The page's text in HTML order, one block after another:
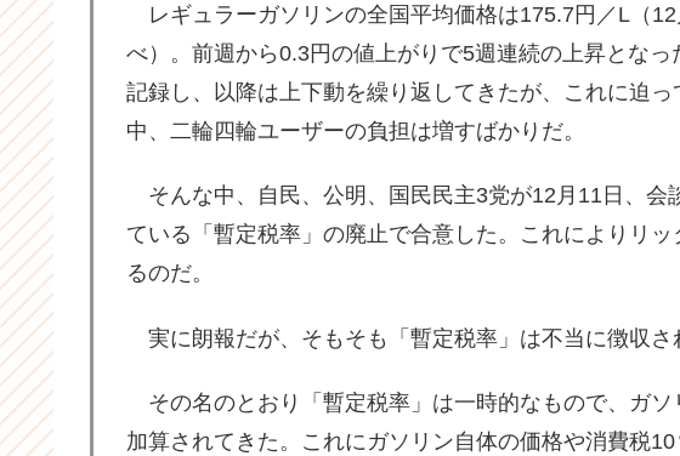
レギュラーガソリンの全国平均価格は175.7円／L（
べ）。前週から0.3円の値上がりで5週連続の上昇とな
記録し、以降は上下動を繰り返してきたが、これに迫っ
中、二輪四輪ユーザーの負担は増すばかりだ。
そんな中、自民、公明、国民民主3党が12月11日、会
ている「暫定税率」の廃止で合意した。これによりリ
るのだ。
実に朗報だが、そもそも「暫定税率」は不当に徴収さ
その名のとおり「暫定税率」は一時的なもので、ガ
加算されてきた。これにガソリン自体の価格や消費税